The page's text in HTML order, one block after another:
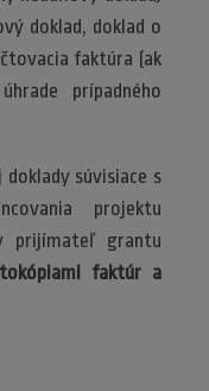
doklad, doklad o
faktúra (ak
prípadného
súvisiace s
projektu
prijímateľ grantu
faktúr a